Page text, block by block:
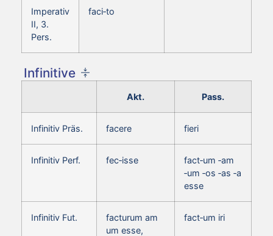
Imperativ
II, 3.
Pers.
faci‑to
Infinitive
Akt. Pass.
Infinitiv Präs. facere fieri
Infinitiv Perf. fec‑isse
fact‑um ‑am
‑um ‑os ‑as ‑a
esse
Infinitiv Fut.
facturum am
um esse,
fact‑um iri